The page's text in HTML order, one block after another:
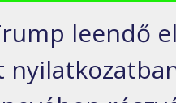
leendő